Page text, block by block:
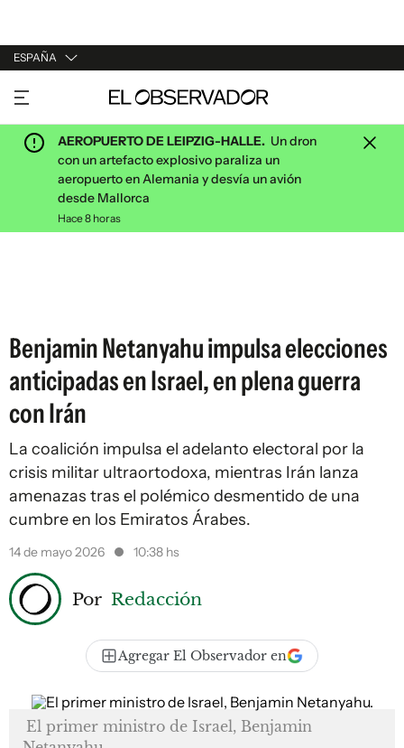
ESPAÑA
URUGUAY
ARGENTINA
ESPAÑA
ESTADOS UNIDOS
AEROPUERTO DE LEIPZIG-HALLE. Un dron
con un artefacto explosivo paraliza un
aeropuerto en Alemania y desvía un avión
desde Mallorca
Hace 8 horas
Benjamin Netanyahu impulsa elecciones
anticipadas en Israel, en plena guerra
con Irán
La coalición impulsa el adelanto electoral por la
crisis militar ultraortodoxa, mientras Irán lanza
amenazas tras el polémico desmentido de una
cumbre en los Emiratos Árabes.
14 de mayo 2026 10:38 hs
Por Redacción
Agregar El Observador en
El primer ministro de Israel, Benjamin